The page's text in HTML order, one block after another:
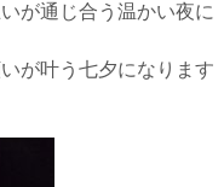
が通じ合う温かい夜に
が叶う七夕になります